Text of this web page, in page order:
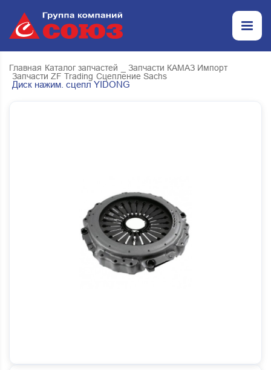
Главная Каталог запчастей
_ Запчасти КАМАЗ Импорт
Запчасти ZF Trading Сцепление Sachs
Диск нажим. сцепл YIDONG